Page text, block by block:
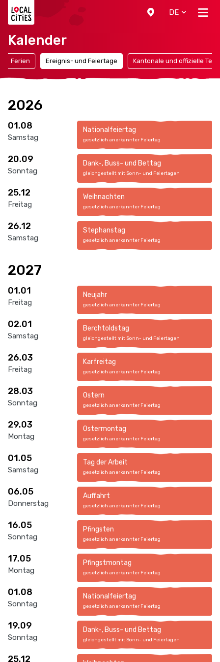
DE
Kalender
Ferien Ereignis- und Feiertage Kantonale und offizielle
2026
01.08
Samstag
Nationalfeiertag
gesetzlich anerkannter Feiertag
20.09
Sonntag
Dank-, Buss- und Bettag
gleichgestellt mit Sonn- und Feiertagen
25.12
Freitag
Weihnachten
gesetzlich anerkannter Feiertag
26.12
Samstag
Stephanstag
gesetzlich anerkannter Feiertag
2027
01.01
Freitag
Neujahr
gesetzlich anerkannter Feiertag
02.01
Samstag
Berchtoldstag
gleichgestellt mit Sonn- und Feiertagen
26.03
Freitag
Karfreitag
gesetzlich anerkannter Feiertag
28.03
Sonntag
Ostern
gesetzlich anerkannter Feiertag
29.03
Montag
Ostermontag
gesetzlich anerkannter Feiertag
01.05
Samstag
Tag der Arbeit
gesetzlich anerkannter Feiertag
06.05
Donnerstag
Auffahrt
gesetzlich anerkannter Feiertag
16.05
Sonntag
Pfingsten
gesetzlich anerkannter Feiertag
17.05
Montag
Pfingstmontag
gesetzlich anerkannter Feiertag
01.08
Sonntag
Nationalfeiertag
gesetzlich anerkannter Feiertag
19.09
Sonntag
Dank-, Buss- und Bettag
gleichgestellt mit Sonn- und Feiertagen
25.12